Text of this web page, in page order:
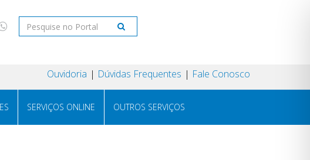
Ouvidoria Dúvidas Frequentes Fale Conosco
SERVIÇOS ONLINE OUTROS SERVIÇOS